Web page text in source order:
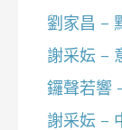
劉家昌 –
謝采妘 –
鑼聲若響
謝采妘 –